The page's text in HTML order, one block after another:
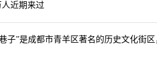
人近期来过
子”是成都市青羊区著名的历史文化街